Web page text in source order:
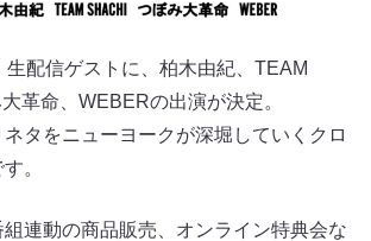
生配信ゲストに、柏木由紀、TEAM
革命、WEBERの出演が決定。
タをニューヨークが深堀していくクロ
。
連動の商品販売、オンライン特典会な